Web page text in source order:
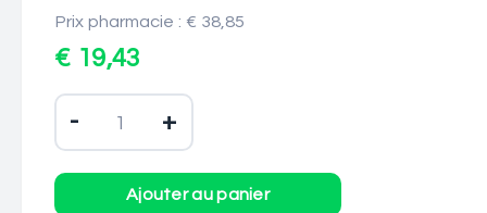
Prix pharmacie : € 38,85
€ 19,43
- +